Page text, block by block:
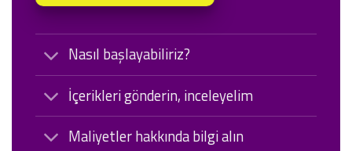
Nasıl başlayabiliriz?
İçerikleri gönderin, inceleyelim
Maliyetler hakkında bilgi alın